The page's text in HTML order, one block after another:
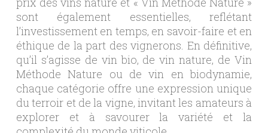
sont également essentielles, reflétant
l’investissement en temps, en savoir-faire et en
éthique de la part des vignerons. En définitive,
qu’il s’agisse de vin bio, de vin nature, de Vin
Méthode Nature ou de vin en biodynamie,
chaque catégorie offre une expression unique
du terroir et de la vigne, invitant les amateurs à
explorer et à savourer la variété et la